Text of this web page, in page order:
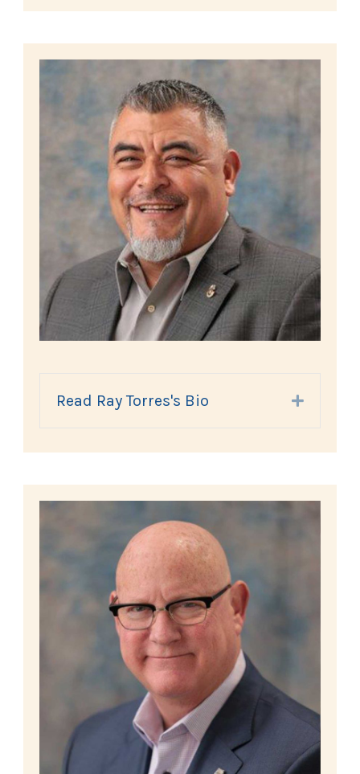
Read Ray Torres's Bio Expand